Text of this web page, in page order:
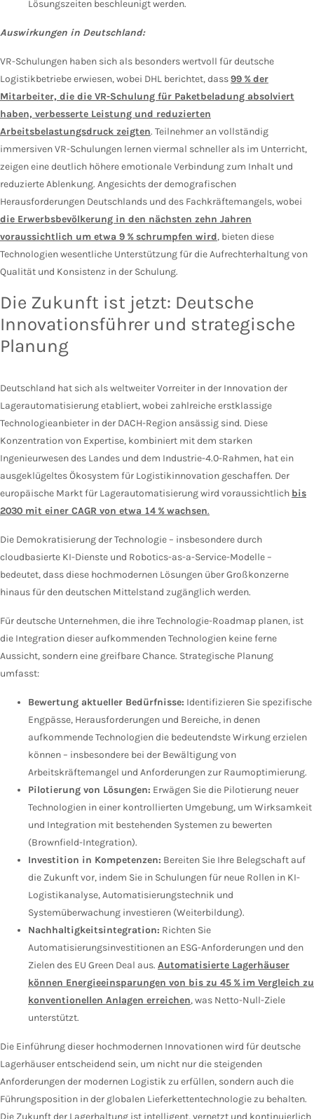
Lösungszeiten beschleunigt werden.
Auswirkungen in Deutschland:
VR-Schulungen haben sich als besonders wertvoll für deutsche
Logistikbetriebe erwiesen, wobei DHL berichtet, dass99 % der
Mitarbeiter, die die VR-Schulung für Paketbeladung absolviert
haben, verbesserte Leistung und reduzierten
Arbeitsbelastungsdruck zeigten. Teilnehmer an vollständig
immersiven VR-Schulungen lernen viermal schneller als im Unterricht,
zeigen eine deutlich höhere emotionale Verbindung zum Inhalt und
reduzierte Ablenkung. Angesichts der demografischen
Herausforderungen Deutschlands und des Fachkräftemangels, wobei
die Erwerbsbevölkerung in den nächsten zehn Jahren
voraussichtlich um etwa 9 % schrumpfen wird, bieten diese
Technologien wesentliche Unterstützung für die Aufrechterhaltung von
Qualität und Konsistenz in der Schulung.
Die Zukunft ist jetzt: Deutsche
Innovationsführer und strategische
Planung
Deutschland hat sich als weltweiter Vorreiter in der Innovation der
Lagerautomatisierung etabliert, wobei zahlreiche erstklassige
Technologieanbieter in der DACH-Region ansässig sind. Diese
Konzentration von Expertise, kombiniert mit dem starken
Ingenieurwesen des Landes und dem Industrie-4.0-Rahmen, hat ein
ausgeklügeltes Ökosystem für Logistikinnovation geschaffen. Der
europäische Markt für Lagerautomatisierung wird voraussichtlich bis
2030 mit einer CAGR von etwa 14 % wachsen.
Die Demokratisierung der Technologie – insbesondere durch
cloudbasierte KI-Dienste und Robotics-as-a-Service-Modelle –
bedeutet, dass diese hochmodernen Lösungen über Großkonzerne
hinaus für den deutschen Mittelstand zugänglich werden.
Für deutsche Unternehmen, die ihre Technologie-Roadmap planen, ist
die Integration dieser aufkommenden Technologien keine ferne
Aussicht, sondern eine greifbare Chance. Strategische Planung
umfasst:
Bewertung aktueller Bedürfnisse: Identifizieren Sie spezifische
Engpässe, Herausforderungen und Bereiche, in denen
aufkommende Technologien die bedeutendste Wirkung erzielen
können – insbesondere bei der Bewältigung von
Arbeitskräftemangel und Anforderungen zur Raumoptimierung.
Pilotierung von Lösungen: Erwägen Sie die Pilotierung neuer
Technologien in einer kontrollierten Umgebung, um Wirksamkeit
und Integration mit bestehenden Systemen zu bewerten
(Brownfield-Integration).
Investition in Kompetenzen: Bereiten Sie Ihre Belegschaft auf
die Zukunft vor, indem Sie in Schulungen für neue Rollen in KI-
Logistikanalyse, Automatisierungstechnik und
Systemüberwachung investieren (Weiterbildung).
Nachhaltigkeitsintegration: Richten Sie
Automatisierungsinvestitionen an ESG-Anforderungen und den
Zielen des EU Green Deal aus. Automatisierte Lagerhäuser
können Energieeinsparungen von bis zu 45 % im Vergleich zu
konventionellen Anlagen erreichen, was Netto-Null-Ziele
unterstützt.
Die Einführung dieser hochmodernen Innovationen wird für deutsche
Lagerhäuser entscheidend sein, um nicht nur die steigenden
Anforderungen der modernen Logistik zu erfüllen, sondern auch die
Führungsposition in der globalen Lieferkettentechnologie zu behalten.